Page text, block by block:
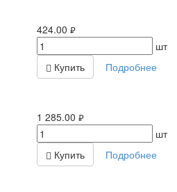
424.00 руб.
шт
Купить
Подробнее
1 285.00 руб.
шт
Купить
Подробнее